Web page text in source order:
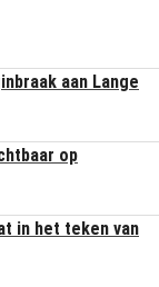
aan Lange
op
in het teken van